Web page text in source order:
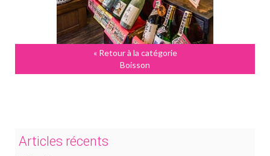
« Retour à la catégorie
Boisson
Articles récents